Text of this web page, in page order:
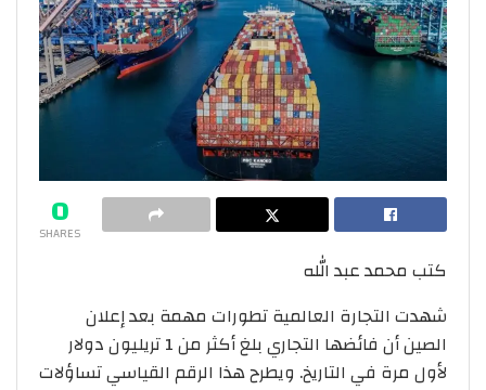
0
SHARES
كتب محمد عبد الله
شهدت التجارة العالمية تطورات مهمة بعد إعلان
الصين أن فائضها التجاري بلغ أكثر من 1 تريليون دولار
لأول مرة في التاريخ. ويطرح هذا الرقم القياسي تساؤلات